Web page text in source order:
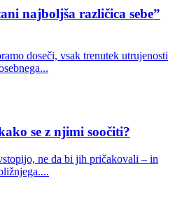
najboljša različica sebe”
doseči, vsak trenutek utrujenosti
se z njimi soočiti?
ne da bi jih pričakovali – in